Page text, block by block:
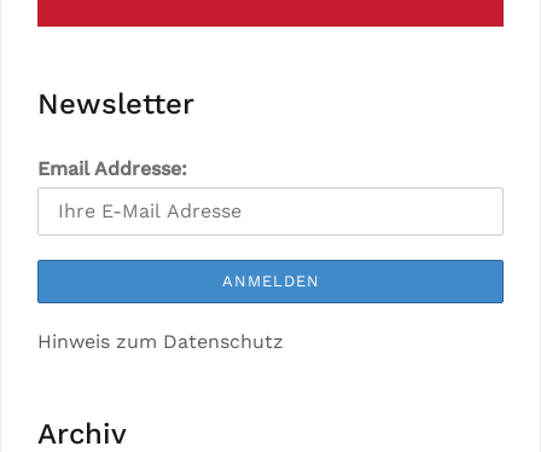
Newsletter
Email Addresse:
Hinweis zum Datenschutz
Archiv